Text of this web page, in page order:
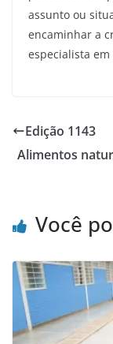
assunto ou
encaminhar a
especialista
Edição 1143
Alimentos
Você